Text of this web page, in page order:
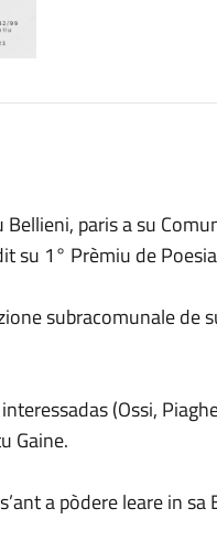
paris a su
su 1° Prèmiu de
subracomunale de
(Ossi,
Gaine.
a pòdere leare in